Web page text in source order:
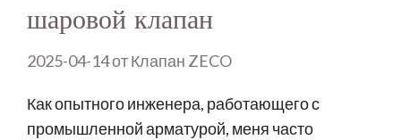
шаровой клапан
2025-04-14отКлапан ZECO
Как опытного инженера, работающего с
промышленной арматурой, меня часто